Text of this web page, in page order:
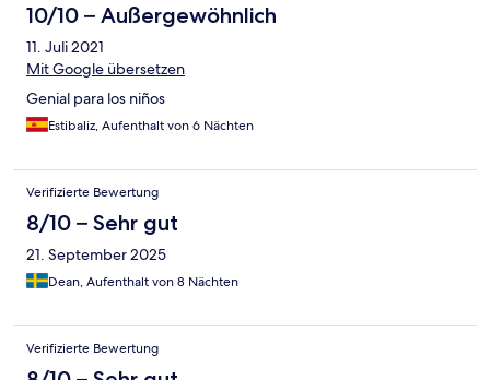
10/10 – Außergewöhnlich
11. Juli 2021
Mit Google übersetzen
Genial para los niños
Estibaliz, Aufenthalt von 6 Nächten
Verifizierte Bewertung
8/10 – Sehr gut
21. September 2025
Dean, Aufenthalt von 8 Nächten
Verifizierte Bewertung